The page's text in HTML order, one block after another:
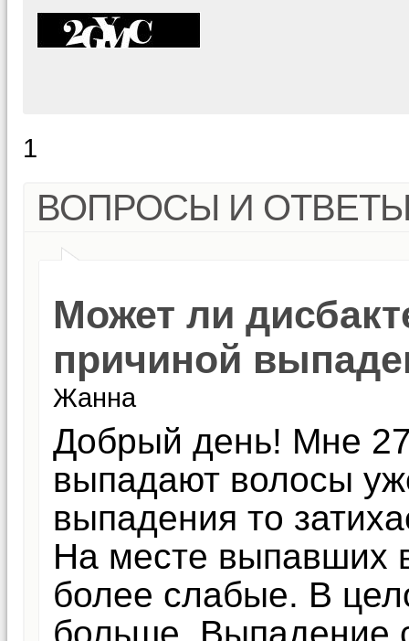
1
ВОПРОСЫ И
Может ли
причиной
Жанна
Добрый день! Мне
выпадают волосы
выпадения то
На месте выпавших
более слабые. В
больше. Выпадение